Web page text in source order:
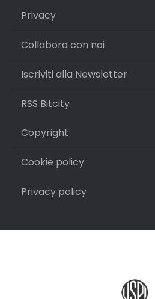
Privacy
Collabora con noi
Iscriviti alla Newsletter
RSS Bitcity
Copyright
Cookie policy
Privacy policy